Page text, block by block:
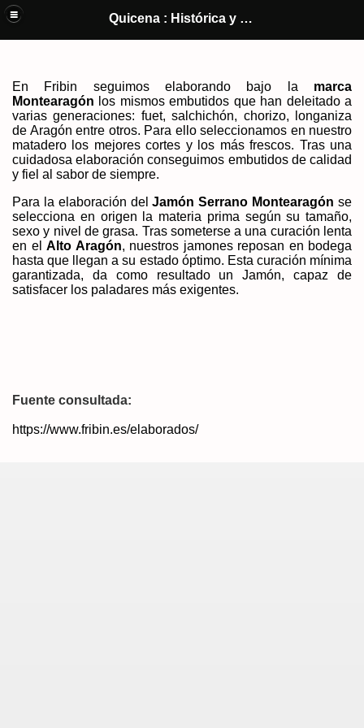
Quicena y El Castillo de Montearagón (Huesca) : Historia y cultura de
un pueblo
Quicena : Histórica y Cultural
En Fribin seguimos elaborando bajo la marca
Montearagón los mismos embutidos que han deleitado a
varias generaciones: fuet, salchichón, chorizo, longaniza
de Aragón entre otros. Para ello seleccionamos en nuestro
matadero los mejores cortes y los más frescos. Tras una
cuidadosa elaboración conseguimos embutidos de calidad
y fiel al sabor de siempre.
Para la elaboración delJamón Serrano Montearagón se
selecciona en origen la materia prima según su tamaño,
sexo y nivel de grasa. Tras someterse a una curación lenta
en el Alto Aragón, nuestros jamones reposan en bodega
hasta que llegan a su estado óptimo. Esta curación mínima
garantizada, da como resultado un Jamón, capaz de
satisfacer los paladares más exigentes.
Fuente consultada:
https://www.fribin.es/elaborados/